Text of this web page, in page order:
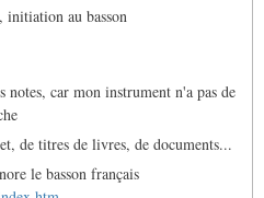
initiation au basson
notes, car mon instrument n'a pas de
de titres de livres, de documents...
le basson français